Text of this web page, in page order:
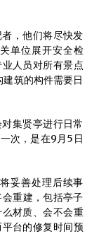
，他们将尽快发
单位展开安全检
人员对所有景点
筑的构件需要日
集贤亭进行日常
次，是在9月5日
妥善处理后续事
重建，包括亭子
材质、会不会重
台的修复时间预